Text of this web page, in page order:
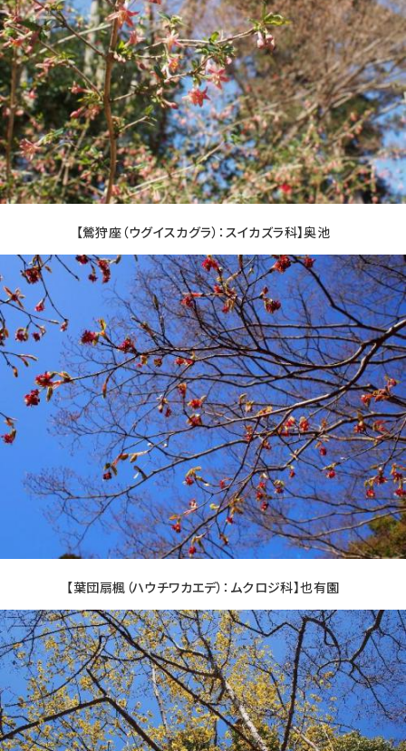
【鶯狩座（ウグイスカグラ）：スイカズラ科】奥池
【葉団扇楓（ハウチワカエデ）：ムクロジ科】也有園